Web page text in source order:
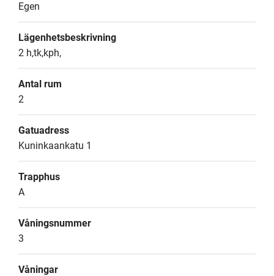
Egen
Lägenhetsbeskrivning
2 h,tk,kph,
Antal rum
2
Gatuadress
Kuninkaankatu 1
Trapphus
A
Våningsnummer
3
Våningar